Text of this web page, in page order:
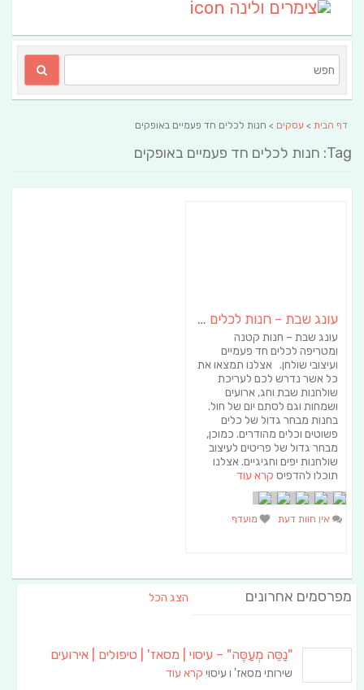
דף הבית > עסקים > חנות לכלים חד פעמיים באופקים
Tag: חנות לכלים חד פעמיים באופקים
עונג שבת – חנות לכלים חד פעמיים ועיצובי שולחן
עונג שבת – חנות קטנה
ומטריפה לכלים חד פעמיים
ועיצובי שולחן. אצלנו תמצאו את
כל אשר נדרש לכם לעריכת
שולחנות שבת וחג, ארועים
ושמחות וגם לסתם יום של חול.
בחנות מבחר גדול של כלים
פשוטים וכלים מהודרים. כמוכן,
מבחר גדול של פריטים לעיצוב
שולחנות יפים וחגיגיים. אצלנו
תוכלו להדפיס קרא עוד
אין חוות דעת מועדף
מפרסמים אחרונים הצג הכל
"נַסֵּה מְעַסֶּה" – עיסוי | מסאז' | טיפולים | אירועים
שירותי מסאז' ו עיסוי קרא עוד